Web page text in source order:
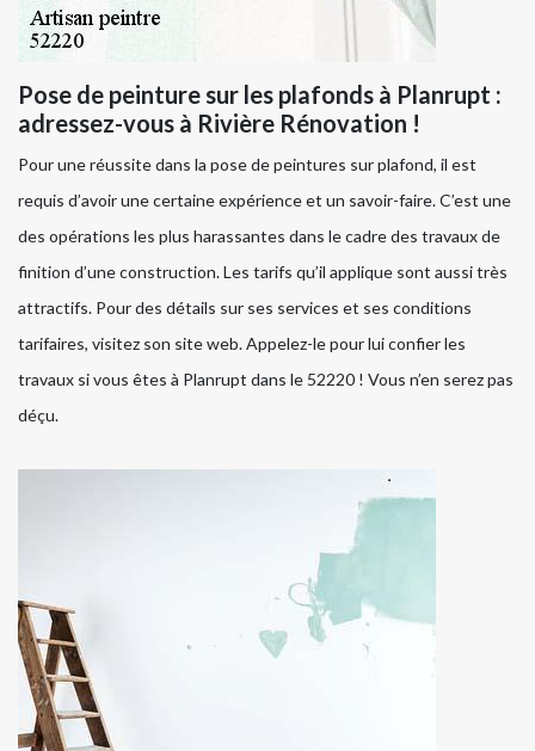
Pose de peinture sur les plafonds à Planrupt :
adressez-vous à Rivière Rénovation !
Pour une réussite dans la pose de peintures sur plafond, il est
requis d’avoir une certaine expérience et un savoir-faire. C’est une
des opérations les plus harassantes dans le cadre des travaux de
finition d’une construction. Les tarifs qu’il applique sont aussi très
attractifs. Pour des détails sur ses services et ses conditions
tarifaires, visitez son site web. Appelez-le pour lui confier les
travaux si vous êtes à Planrupt dans le 52220 ! Vous n’en serez pas
déçu.